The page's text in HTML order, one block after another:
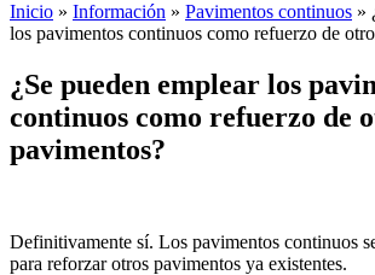
Inicio » Información » Pavimentos continuos »
los pavimentos continuos como refuerzo de
¿Se pueden emplear los
continuos como refuerzo de
pavimentos?
Definitivamente sí. Los pavimentos continuos
para reforzar otros pavimentos ya existentes.